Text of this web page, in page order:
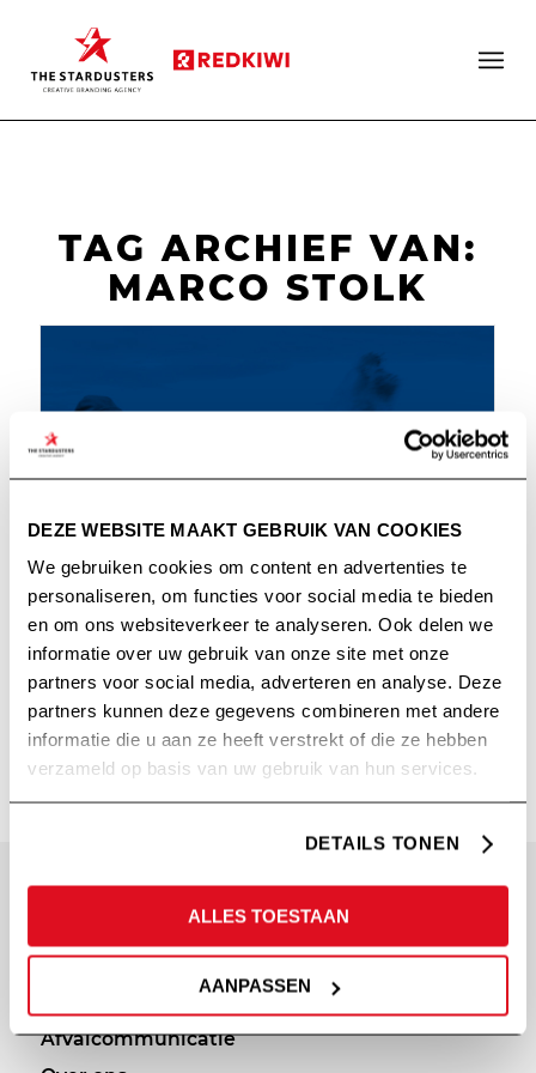
DEZE WEBSITE MAAKT GEBRUIK VAN COOKIES
We gebruiken cookies om content en advertenties te
personaliseren, om functies voor social media te bieden
en om ons websiteverkeer te analyseren. Ook delen we
informatie over uw gebruik van onze site met onze
partners voor social media, adverteren en analyse. Deze
partners kunnen deze gegevens combineren met andere
informatie die u aan ze heeft verstrekt of die ze hebben
verzameld op basis van uw gebruik van hun services.
DETAILS TONEN
ALLES TOESTAAN
AANPASSEN
TAG ARCHIEF VAN:
MARCO STOLK
Diensten
Afvalcommunicatie
PRIVACY
Cookie statement
Privacy policy